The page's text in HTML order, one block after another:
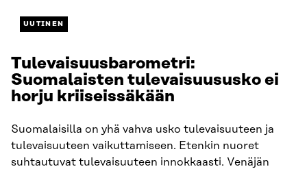
UUTINEN
Tulevaisuusbarometri:
Suomalaisten tulevaisuususko ei
horju kriiseissäkään
Suomalaisilla on yhä vahva usko tulevaisuuteen ja
tulevaisuuteen vaikuttamiseen. Etenkin nuoret
suhtautuvat tulevaisuuteen innokkaasti. Venäjän